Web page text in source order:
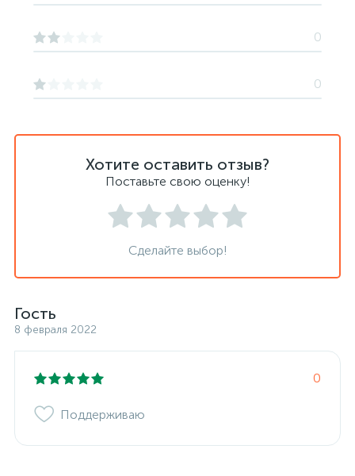
Хотите оставить отзыв?
Поставьте свою оценку!
Сделайте выбор!
Гость
8 февраля 2022
0
Поддерживаю
0
0